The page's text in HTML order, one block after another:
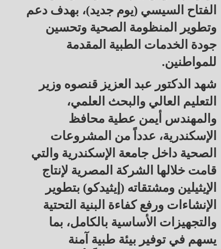
الفتاح السيسي (يوم جديد)، بهدف دعم
وتطوير المنظومة الصحية وتحسين
جودة الخدمات الطبية المقدمة
للمواطنين.
شهد الدكتور عبد العزيز قنصوه وزير
التعليم العالي والبحث العلمي،
والمهندس أيمن عطية محافظ
الإسكندرية، عدداً من المشروعات
الصحية داخل جامعة الإسكندرية والتي
قامت خلالها الشركة المصرية لإنتاج
الإيثيلين ومشتقاته (إيثيدكو) بتطوير
الإنشاءات ورفع كفاءة البنية التحتية
والتجهيزات الأساسية بالكامل، بما
يسهم في توفير بيئة طبية آمنة